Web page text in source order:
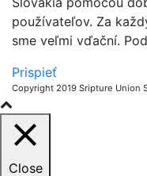
používateľov. Za
sme veľmi vďační.
Prispieť
Copyright 2019 Sripture Union
Close